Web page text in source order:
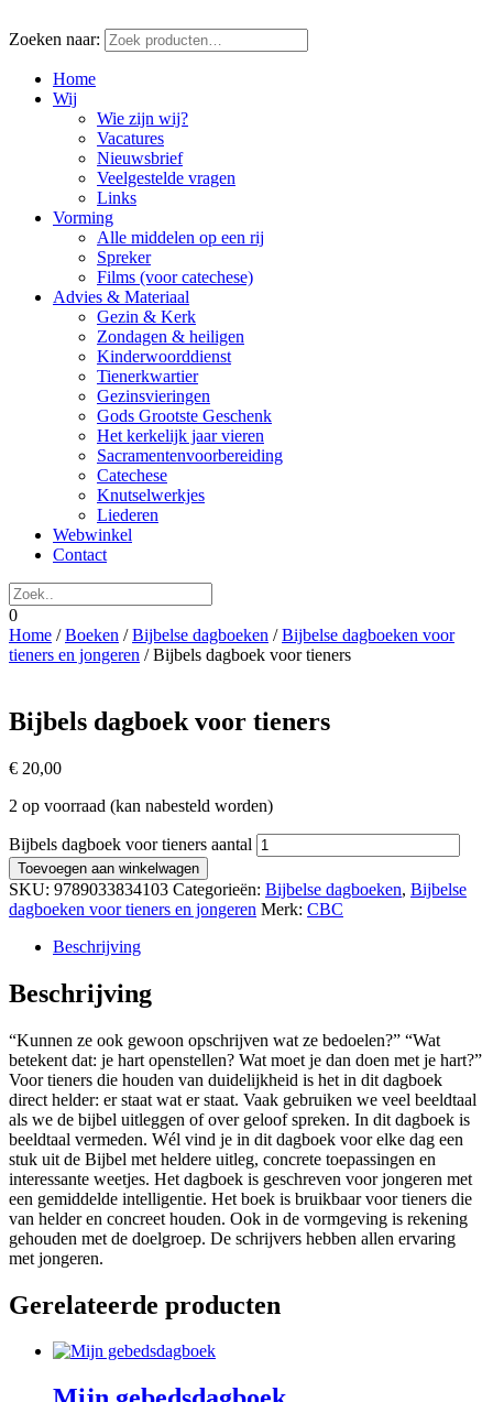
Zoeken naar:
Home
Wij
Wie zijn wij?
Vacatures
Nieuwsbrief
Veelgestelde vragen
Links
Vorming
Alle middelen op een rij
Spreker
Films (voor catechese)
Advies & Materiaal
Gezin & Kerk
Zondagen & heiligen
Kinderwoorddienst
Tienerkwartier
Gezinsvieringen
Gods Grootste Geschenk
Het kerkelijk jaar vieren
Sacramentenvoorbereiding
Catechese
Knutselwerkjes
Liederen
Webwinkel
Contact
0
Home /Boeken /Bijbelse dagboeken /Bijbelse dagboeken voor
tieners en jongeren / Bijbels dagboek voor tieners
Bijbels dagboek voor tieners
€ 20,00
2 op voorraad (kan nabesteld worden)
Bijbels dagboek voor tieners aantal
Toevoegen aan winkelwagen
SKU: 9789033834103 Categorieën: Bijbelse dagboeken, Bijbelse
dagboeken voor tieners en jongeren Merk: CBC
Beschrijving
Beschrijving
“Kunnen ze ook gewoon opschrijven wat ze bedoelen?” “Wat
betekent dat: je hart openstellen? Wat moet je dan doen met je hart?”
Voor tieners die houden van duidelijkheid is het in dit dagboek
direct helder: er staat wat er staat. Vaak gebruiken we veel beeldtaal
als we de bijbel uitleggen of over geloof spreken. In dit dagboek is
beeldtaal vermeden. Wél vind je in dit dagboek voor elke dag een
stuk uit de Bijbel met heldere uitleg, concrete toepassingen en
interessante weetjes. Het dagboek is geschreven voor jongeren met
een gemiddelde intelligentie. Het boek is bruikbaar voor tieners die
van helder en concreet houden. Ook in de vormgeving is rekening
gehouden met de doelgroep. De schrijvers hebben allen ervaring
met jongeren.
Gerelateerde producten